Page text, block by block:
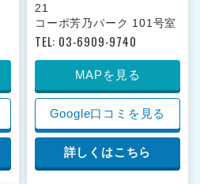
21
コーポ芳乃パーク 101号室
TEL: 03-6909-9740
MAPを見る
Google口コミを見る
詳しくはこちら